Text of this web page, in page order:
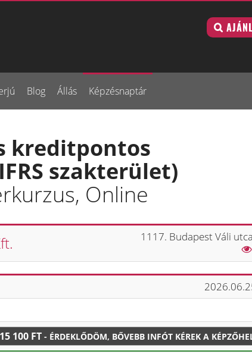
Blog Állás Képzésnaptár
kreditpontos
szakterület)
Online
1117. Budapest Váli
15 100 FT- ÉRDEKLŐDÖM, BŐVEBB INFÓT KÉREK A